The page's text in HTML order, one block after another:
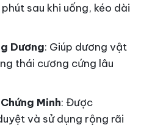
sau khi uống, kéo dài
Dương: Giúp dương vật
thái cương cứng lâu
Minh: Được
và sử dụng rộng rãi